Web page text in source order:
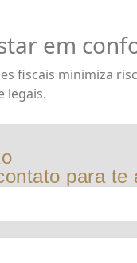
em
fiscais minimiza
legais.
para te